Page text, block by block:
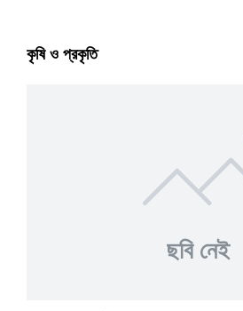
কৃষি ও প্রকৃতি
ছবি নেই